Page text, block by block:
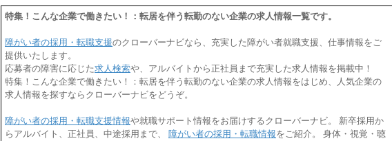
特集！こんな企業で働きたい！：転居を伴う転勤のない企業の求人情報一覧です。
障がい者の採用・転職支援のクローバーナビなら、充実した障がい者就職支援、仕事情報をご
提供いたします。
応募者の障害に応じた求人検索や、アルバイトから正社員まで充実した求人情報を掲載中！
特集！こんな企業で働きたい！：転居を伴う転勤のない企業の求人情報をはじめ、人気企業の
求人情報を探すならクローバーナビをどうぞ。
障がい者の採用・転職支援情報や就職サポート情報をお届けするクローバーナビ。 新卒採用か
らアルバイト、正社員、中途採用まで、 障がい者の採用・転職情報をご紹介。 身体・視覚・聴